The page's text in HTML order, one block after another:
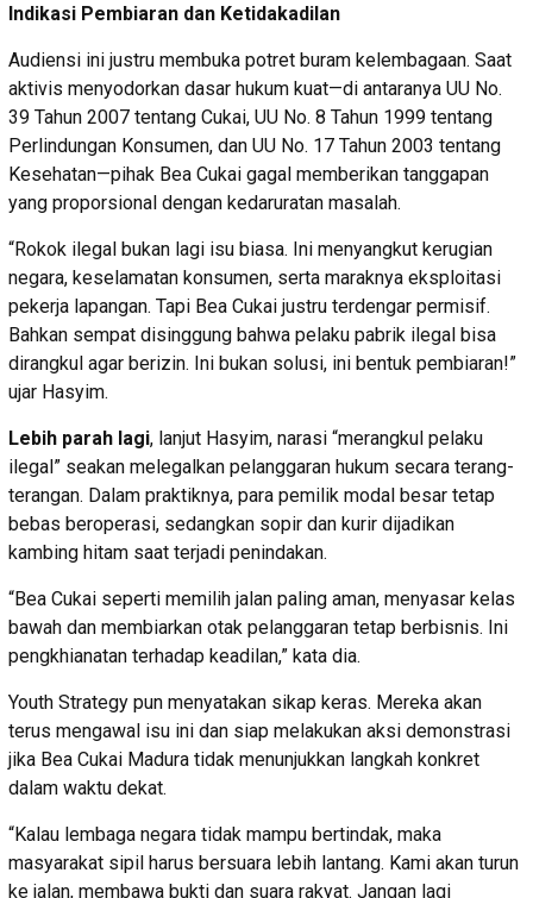
Indikasi Pembiaran dan Ketidakadilan
Audiensi ini justru membuka potret buram kelembagaan. Saat
aktivis menyodorkan dasar hukum kuat—di antaranya UU No.
39 Tahun 2007 tentang Cukai, UU No. 8 Tahun 1999 tentang
Perlindungan Konsumen, dan UU No. 17 Tahun 2003 tentang
Kesehatan—pihak Bea Cukai gagal memberikan tanggapan
yang proporsional dengan kedaruratan masalah.
“Rokok ilegal bukan lagi isu biasa. Ini menyangkut kerugian
negara, keselamatan konsumen, serta maraknya eksploitasi
pekerja lapangan. Tapi Bea Cukai justru terdengar permisif.
Bahkan sempat disinggung bahwa pelaku pabrik ilegal bisa
dirangkul agar berizin. Ini bukan solusi, ini bentuk pembiaran!”
ujar Hasyim.
Lebih parah lagi, lanjut Hasyim, narasi “merangkul pelaku
ilegal” seakan melegalkan pelanggaran hukum secara terang-
terangan. Dalam praktiknya, para pemilik modal besar tetap
bebas beroperasi, sedangkan sopir dan kurir dijadikan
kambing hitam saat terjadi penindakan.
“Bea Cukai seperti memilih jalan paling aman, menyasar kelas
bawah dan membiarkan otak pelanggaran tetap berbisnis. Ini
pengkhianatan terhadap keadilan,” kata dia.
Youth Strategy pun menyatakan sikap keras. Mereka akan
terus mengawal isu ini dan siap melakukan aksi demonstrasi
jika Bea Cukai Madura tidak menunjukkan langkah konkret
dalam waktu dekat.
“Kalau lembaga negara tidak mampu bertindak, maka
masyarakat sipil harus bersuara lebih lantang. Kami akan turun
ke jalan, membawa bukti dan suara rakyat. Jangan lagi